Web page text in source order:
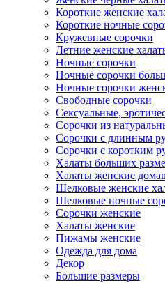
Короткие женские
Короткие ночные
Кружевные сорочки
Летние женские
Ночные сорочки
Ночные сорочки
Ночные сорочки
Свободные сорочки
Сексуальные,
Сорочки из
Сорочки с длинным
Сорочки с коротким
Халаты больших
Халаты женские
Шелковые женские
Шелковые ночные
Сорочки женские
Халаты женские
Пижамы женские
Одежда для дома
Декор
Большие размеры